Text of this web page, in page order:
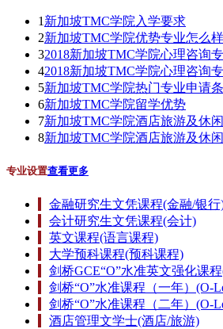
1 新加坡TMC学院入学要求
2新加坡TMC学院优势专业怎么样
32018新加坡TMC学院心理咨询
42018新加坡TMC学院心理咨询
5新加坡TMC学院热门专业申请
6新加坡TMC学院留学优势
7新加坡TMC学院酒店旅游及休
8新加坡TMC学院酒店旅游及休
专业设置查看更多
金融研究生文凭课程(金融/银行
会计研究生文凭课程(会计)
英文课程(语言课程)
大学预科课程(预科课程)
剑桥GCE“O”水准英文强化课
剑桥“O”水准课程（一年）(O-
剑桥“O”水准课程（二年）(O-
酒店管理文学士(酒店/旅游)